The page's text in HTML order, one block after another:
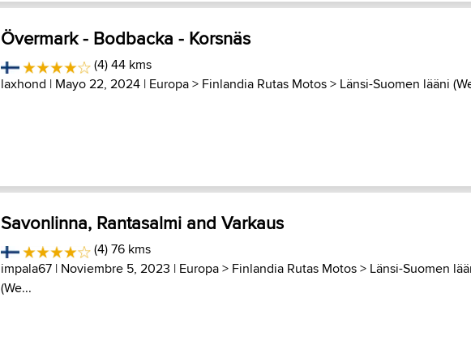
Övermark - Bodbacka - Korsnäs
(4) 44 kms
laxhond | Mayo 22, 2024 | Europa> Finlandia Rutas Motos> Länsi-Suomen lääni
Savonlinna, Rantasalmi and Varkaus
(4) 76 kms
impala67 | Noviembre 5, 2023 | Europa> Finlandia Rutas Motos> Länsi-Suomen
(We...